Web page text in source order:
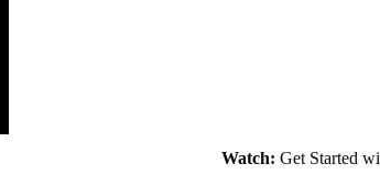
Watch: Get Started